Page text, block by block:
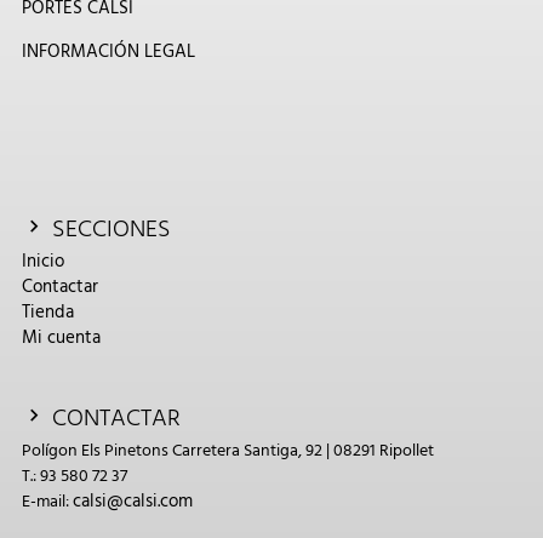
PORTES CALSI
INFORMACIÓN LEGAL
SECCIONES
Inicio
Contactar
Tienda
Mi cuenta
CONTACTAR
Polígon Els Pinetons Carretera Santiga, 92 | 08291 Ripollet
T.: 93 580 72 37
E-mail:calsi@calsi.com